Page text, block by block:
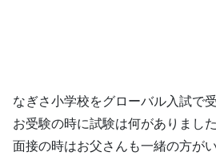
なぎさ小学校をグローバル入試で
お受験の時に試験は何がありまし
面接の時はお父さんも一緒の方が